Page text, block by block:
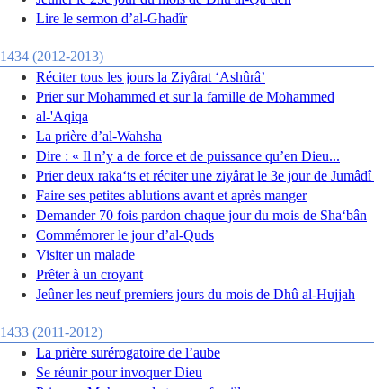
Lire le sermon d’al-Ghadîr
1434 (2012-2013)
Réciter tous les jours la Ziyârat ‘Ashûrâ’
Prier sur Mohammed et sur la famille de Mohammed
al-'Aqiqa
La prière d’al-Wahsha
Dire : « Il n’y a de force et de puissance qu’en Dieu...
Prier deux raka‘ts et réciter une ziyârat le 3e jour de
Faire ses petites ablutions avant et après manger
Demander 70 fois pardon chaque jour du mois de Sha‘bân
Commémorer le jour d’al-Quds
Visiter un malade
Prêter à un croyant
Jeûner les neuf premiers jours du mois de Dhû al-Hujjah
1433 (2011-2012)
La prière surérogatoire de l’aube
Se réunir pour invoquer Dieu